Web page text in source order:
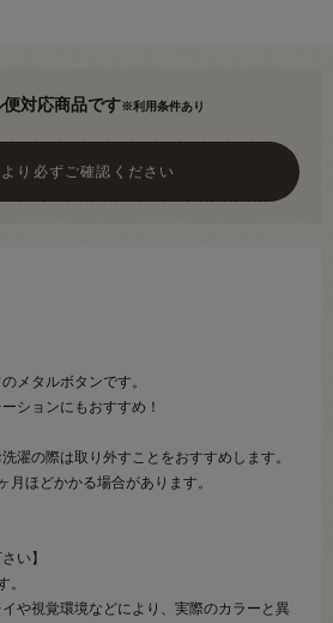
便対応商品です※利用条件あり
より必ずご確認ください
メタルボタンです。
ションにもおすすめ！
濯の際は取り外すことをおすすめします。
ほどかかる場合があります。
い】
。
や視覚環境などにより、実際のカラーと異